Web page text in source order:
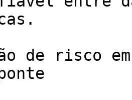
de risco